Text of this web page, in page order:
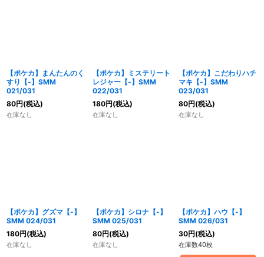
【ポケカ】まんたんのく
すり【-】SMM
021/031
80円(税込)
在庫なし
【ポケカ】ミステリート
レジャー【-】SMM
022/031
180円(税込)
在庫なし
【ポケカ】こだわりハチ
マキ【-】SMM
023/031
80円(税込)
在庫なし
【ポケカ】グズマ【-】
SMM 024/031
180円(税込)
在庫なし
【ポケカ】シロナ【-】
SMM 025/031
80円(税込)
在庫なし
【ポケカ】ハウ【-】
SMM 026/031
30円(税込)
在庫数40枚